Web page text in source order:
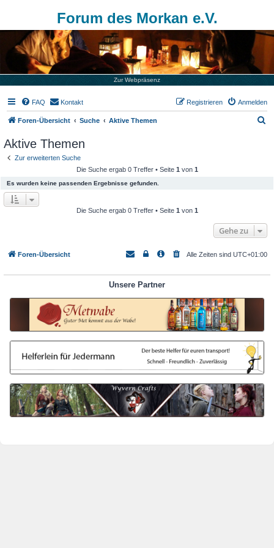
Forum des Morkan e.V.
Zur Webpräsenz
FAQ Kontakt Anmelden
Registrieren
Foren-Übersicht Suche Aktive Themen
Aktive Themen
Zur erweiterten Suche
Die Suche ergab 0 Treffer • Seite 1 von 1
Es wurden keine passenden Ergebnisse gefunden.
Die Suche ergab 0 Treffer • Seite 1 von 1
Gehe zu
Foren-Übersicht Alle Zeiten sind UTC+01:00
Unsere Partner